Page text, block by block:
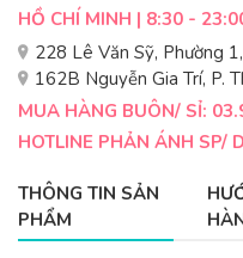
HỒ CHÍ MINH | 8:30 -
228 Lê Văn Sỹ, Phường
162B Nguyễn Gia Trí, P.
MUA HÀNG BUÔN/ SỈ:
HOTLINE PHẢN ÁNH SP/
THÔNG TIN SẢN
PHẨM